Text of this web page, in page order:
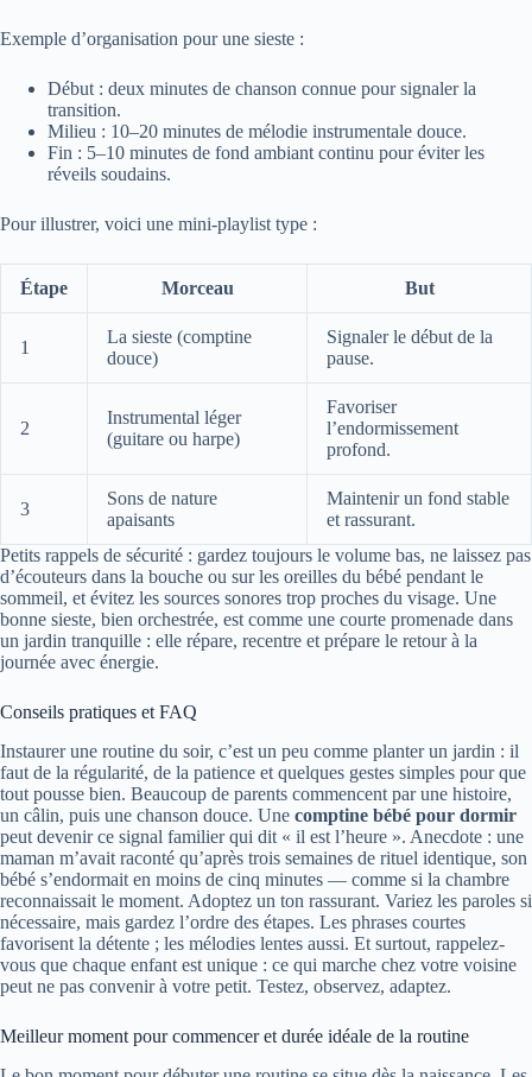
Exemple d’organisation pour une sieste :
Début : deux minutes de chanson connue pour signaler la
transition.
Milieu : 10–20 minutes de mélodie instrumentale douce.
Fin : 5–10 minutes de fond ambiant continu pour éviter les
réveils soudains.
Pour illustrer, voici une mini-playlist type :
Étape Morceau But
1
La sieste (comptine
douce)
Signaler le début de la
pause.
2
Instrumental léger
(guitare ou harpe)
Favoriser
l’endormissement
profond.
3
Sons de nature
apaisants
Maintenir un fond stable
et rassurant.
Petits rappels de sécurité : gardez toujours le volume bas, ne laissez pas
d’écouteurs dans la bouche ou sur les oreilles du bébé pendant le
sommeil, et évitez les sources sonores trop proches du visage. Une
bonne sieste, bien orchestrée, est comme une courte promenade dans
un jardin tranquille : elle répare, recentre et prépare le retour à la
journée avec énergie.
Conseils pratiques et FAQ
Instaurer une routine du soir, c’est un peu comme planter un jardin : il
faut de la régularité, de la patience et quelques gestes simples pour que
tout pousse bien. Beaucoup de parents commencent par une histoire,
un câlin, puis une chanson douce. Une comptine bébé pour dormir
peut devenir ce signal familier qui dit « il est l’heure ». Anecdote : une
maman m’avait raconté qu’après trois semaines de rituel identique, son
bébé s’endormait en moins de cinq minutes — comme si la chambre
reconnaissait le moment. Adoptez un ton rassurant. Variez les paroles si
nécessaire, mais gardez l’ordre des étapes. Les phrases courtes
favorisent la détente ; les mélodies lentes aussi. Et surtout, rappelez-
vous que chaque enfant est unique : ce qui marche chez votre voisine
peut ne pas convenir à votre petit. Testez, observez, adaptez.
Meilleur moment pour commencer et durée idéale de la routine